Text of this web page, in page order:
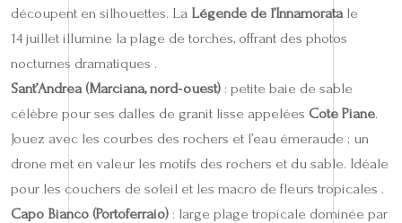
découpent en silhouettes. La Légende de l’Innamoratale
14 juillet illumine la plage de torches, offrant des photos
nocturnes dramatiques .
Sant’Andrea (Marciana, nord‑ouest) : petite baie de sable
célèbre pour ses dalles de granit lisse appelées Cote Piane.
Jouez avec les courbes des rochers et l’eau émeraude ; un
drone met en valeur les motifs des rochers et du sable. Idéale
pour les couchers de soleil et les macro de fleurs tropicales .
Capo Bianco (Portoferraio) : large plage tropicale dominée par